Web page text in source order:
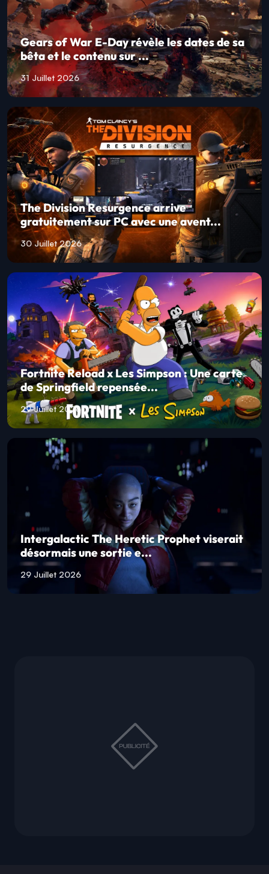
Gears of War E-Day révèle les dates de sa
bêta et le contenu sur ...
31 Juillet 2026
The Division Resurgence arrive
gratuitement sur PC avec une avent...
30 Juillet 2026
Fortnite Reload x Les Simpson : Une carte
de Springfield repensée...
29 Juillet 2026
Intergalactic The Heretic Prophet viserait
désormais une sortie e...
29 Juillet 2026